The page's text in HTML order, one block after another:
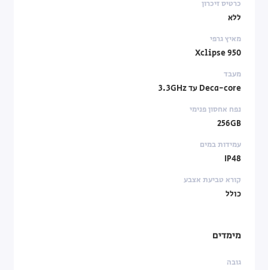
כרטיס זיכרון
ללא
מאיץ גרפי
Xclipse 950
מעבד
Deca-core עד 3.3GHz
נפח אחסון פנימי
256GB
עמידות במים
IP48
קורא טביעת אצבע
כולל
מימדים
גובה